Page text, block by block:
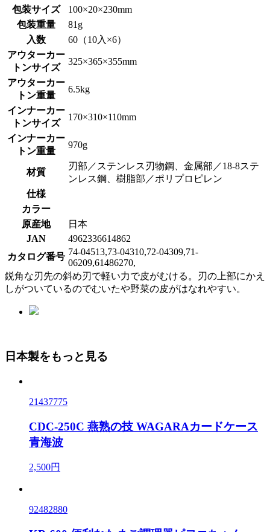
包装サイズ
100×20×230mm
包装重量
81g
入数
60（10入×6）
アウターカー
トンサイズ
325×365×355mm
アウターカー
トン重量
6.5kg
インナーカー
トンサイズ
170×310×110mm
インナーカー
トン重量
970g
材質
刃部／ステンレス刃物鋼、金属部／18-8ステ
ンレス鋼、樹脂部／ポリプロピレン
仕様
カラー
原産地
日本
JAN
4962336614862
カタログ番号 74-04513,73-04310,72-04309,71-
06209,61486270,
鋭角な刃先の斜め刃で軽い力で皮がむける。刃の上部にかえ
しがついているのでむいたや野菜の皮がはなれやすい。
日本製をもっと見る
21437775
CDC-250C 燕熟の技 WAGARAカードケース
青海波
2,500円
92482880